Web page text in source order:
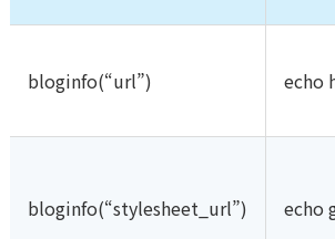
bloginfo(“url”) echo
bloginfo(“stylesheet_url”) echo